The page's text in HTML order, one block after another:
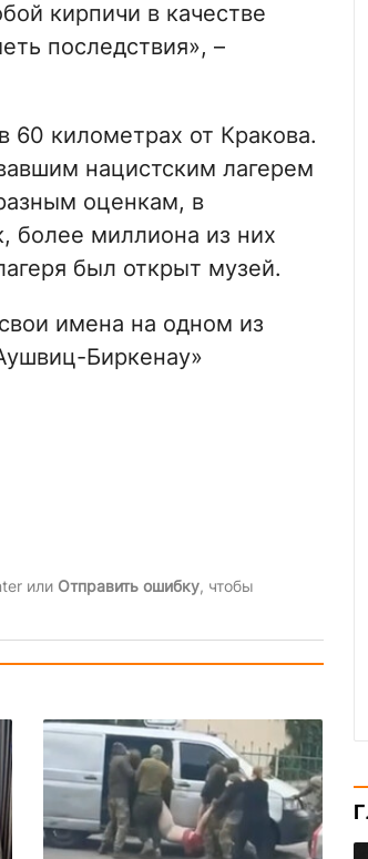
кирпичи в качестве
последствия», –
60 километрах от Кракова.
нацистским лагерем
оценкам, в
более миллиона из них
был открыт музей.
имена на одном из
Биркенау»
или Отправить ошибку, чтобы